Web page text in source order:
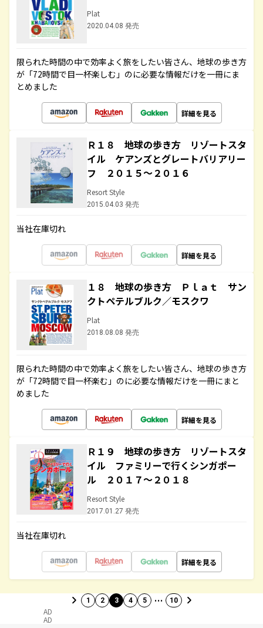
Plat
2020.04.08 発売
限られた時間の中で効率よく旅をしたい皆さん、地球の歩き方
が「72時間で目一杯楽しむ」のに必要な情報だけを一冊にま
とめました
詳細を見る
Ｒ１８ 地球の歩き方 リゾートスタ
イル ケアンズとグレートバリアリー
フ ２０１５～２０１６
Resort Style
2015.04.03 発売
当社在庫切れ
詳細を見る
１８ 地球の歩き方 Ｐｌａｔ サン
クトペテルブルク／モスクワ
Plat
2018.08.08 発売
限られた時間の中で効率よく旅をしたい皆さん、地球の歩き方
が「72時間で目一杯楽む」のに必要な情報だけを一冊にまと
めました
詳細を見る
Ｒ１９ 地球の歩き方 リゾートスタ
イル ファミリーで行くシンガポー
ル ２０１７～２０１８
Resort Style
2017.01.27 発売
当社在庫切れ
詳細を見る
1 2 3 4 5 … 10
AD
AD